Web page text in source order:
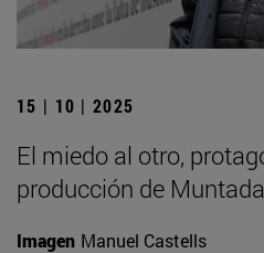
15 | 10 | 2025
El miedo al otro,
producción de
Imagen Manuel Castells